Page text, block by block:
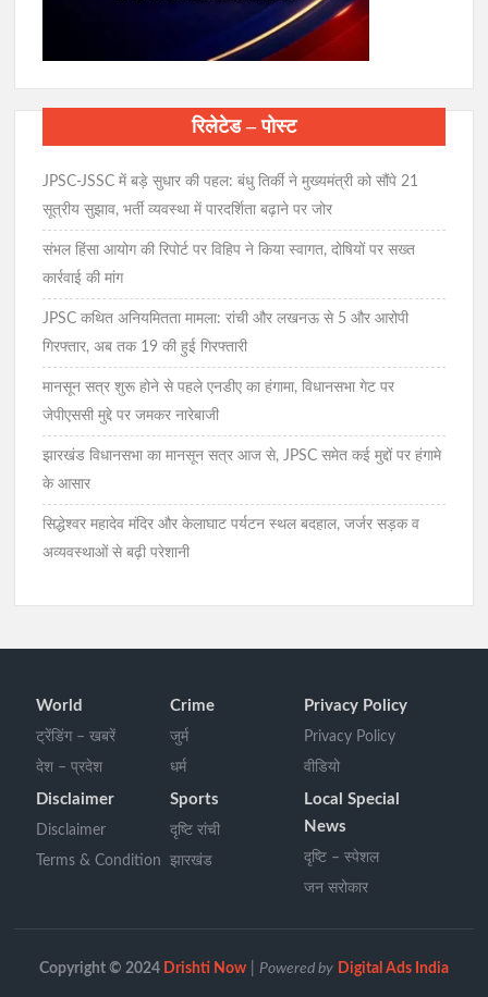
रिलेटेड – पोस्ट
JPSC-JSSC में बड़े सुधार की पहल: बंधु तिर्की ने मुख्यमंत्री को सौंपे 21
सूत्रीय सुझाव, भर्ती व्यवस्था में पारदर्शिता बढ़ाने पर जोर
संभल हिंसा आयोग की रिपोर्ट पर विहिप ने किया स्वागत, दोषियों पर सख्त
कार्रवाई की मांग
JPSC कथित अनियमितता मामला: रांची और लखनऊ से 5 और आरोपी
गिरफ्तार, अब तक 19 की हुई गिरफ्तारी
मानसून सत्र शुरू होने से पहले एनडीए का हंगामा, विधानसभा गेट पर
जेपीएससी मुद्दे पर जमकर नारेबाजी
झारखंड विधानसभा का मानसून सत्र आज से, JPSC समेत कई मुद्दों पर हंगामे
के आसार
सिद्धेश्वर महादेव मंदिर और केलाघाट पर्यटन स्थल बदहाल, जर्जर सड़क व
अव्यवस्थाओं से बढ़ी परेशानी
World
ट्रेंडिंग – खबरें
देश – प्रदेश
Crime
जुर्म
धर्म
Privacy Policy
Privacy Policy
वीडियो
Disclaimer
Disclaimer
Terms & Condition
Sports
दृष्टि रांची
झारखंड
Local Special
News
दृष्टि – स्पेशल
जन सरोकार
Copyright © 2024 Drishti Now| Powered by Digital Ads India